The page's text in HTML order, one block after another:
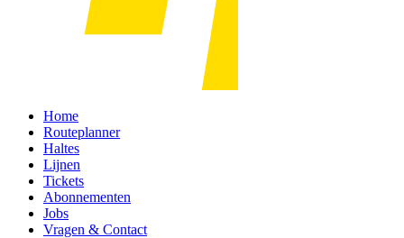
Home
Routeplanner
Haltes
Lijnen
Tickets
Abonnementen
Jobs
Vragen & Contact